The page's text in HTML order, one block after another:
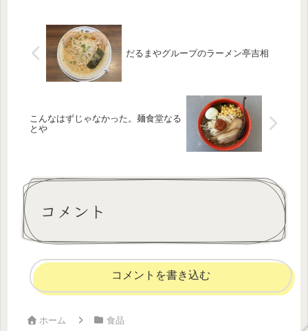
だるまやグループのラーメン亭吉相
こんなはずじゃなかった。麺食堂なる
とや
コメント
コメントを書き込む
ホーム 食品